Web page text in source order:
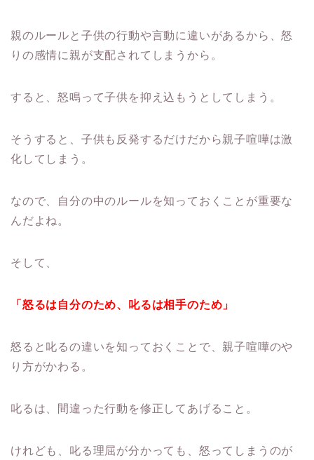
親のルールと子供の行動や言動に違いがあるから、怒
りの感情に親が支配されてしまうから。
すると、怒鳴って子供を抑え込もうとしてしまう。
そうすると、子供も反発するだけだから親子喧嘩は激
化してしまう。
なので、自分の中のルールを知っておくことが重要な
んだよね。
そして、
「怒るは自分のため、叱るは相手のため」
怒ると叱るの違いを知っておくことで、親子喧嘩のや
り方がかわる。
叱るは、間違った行動を修正してあげること。
けれども、叱る理屈が分かっても、怒ってしまうのが